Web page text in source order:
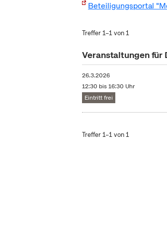
Beteiligungsportal
Treffer 1–1 von 1
Veranstaltungen für
26.3.2026
12:30 bis 16:30 Uhr
Eintritt frei
Treffer 1–1 von 1